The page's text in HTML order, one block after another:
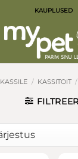
KAUPLUSED
KASSILE / KASSITOIT /